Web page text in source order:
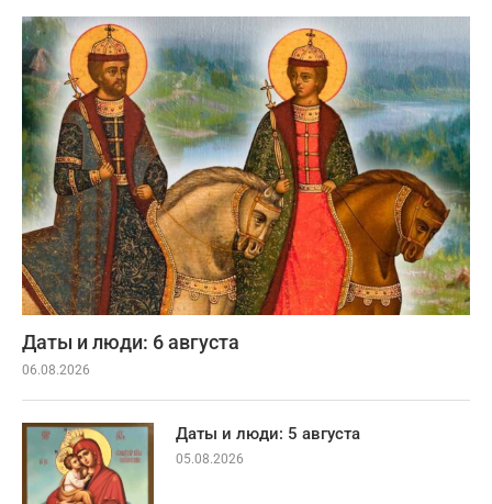
Даты и люди: 6 августа
06.08.2026
Даты и люди: 5 августа
05.08.2026